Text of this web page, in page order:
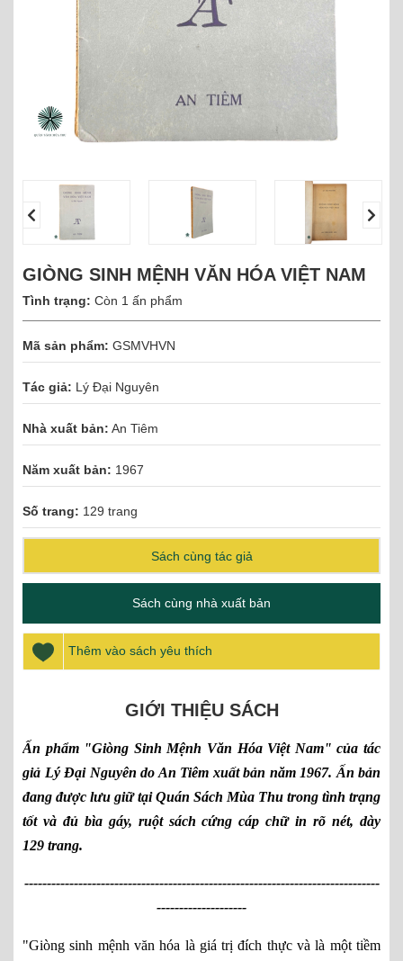
GIÒNG SINH MỆNH VĂN HÓA VIỆT NAM
Tình trạng: Còn 1 ấn phẩm
Mã sản phẩm: GSMVHVN
Tác giả: Lý Đại Nguyên
Nhà xuất bản: An Tiêm
Năm xuất bản: 1967
Số trang: 129 trang
Sách cùng tác giả
Sách cùng nhà xuất bản
Thêm vào sách yêu thích
GIỚI THIỆU SÁCH
Ấn phẩm "Giòng Sinh Mệnh Văn Hóa Việt Nam" của tác
giả Lý Đại Nguyên do An Tiêm xuất bản năm 1967. Ấn bản
đang được lưu giữ tại Quán Sách Mùa Thu trong tình trạng
tốt và đủ bìa gáy, ruột sách cứng cáp chữ in rõ nét, dày
129 trang.
-------------------------------------------------------------------------------
--------------------
"Giòng sinh mệnh văn hóa là giá trị đích thực và là một tiềm